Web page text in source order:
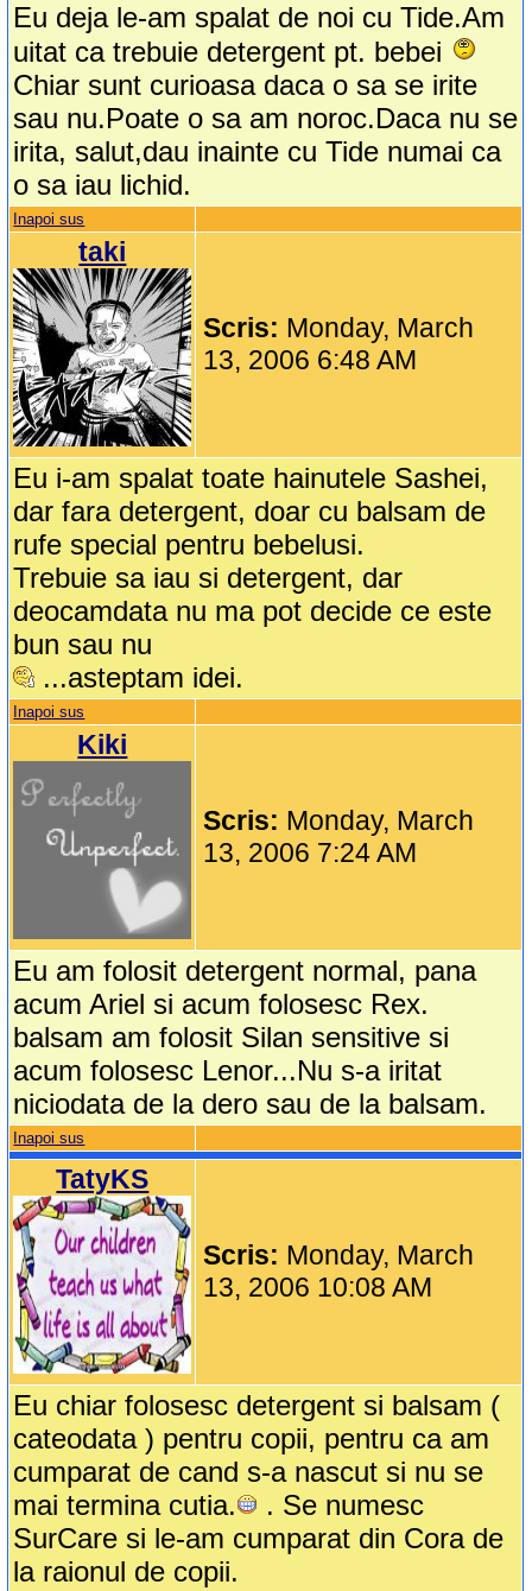
Eu deja le-am spalat de noi cu Tide.Am
uitat ca trebuie detergent pt. bebei
Chiar sunt curioasa daca o sa se irite
sau nu.Poate o sa am noroc.Daca nu se
irita, salut,dau inainte cu Tide numai ca
o sa iau lichid.
Inapoi sus
taki
Scris: Monday, March
13, 2006 6:48 AM
Eu i-am spalat toate hainutele Sashei,
dar fara detergent, doar cu balsam de
rufe special pentru bebelusi.
Trebuie sa iau si detergent, dar
deocamdata nu ma pot decide ce este
bun sau nu
...asteptam idei.
Inapoi sus
Kiki
Scris: Monday, March
13, 2006 7:24 AM
Eu am folosit detergent normal, pana
acum Ariel si acum folosesc Rex.
balsam am folosit Silan sensitive si
acum folosesc Lenor...Nu s-a iritat
niciodata de la dero sau de la balsam.
Inapoi sus
TatyKS
Scris: Monday, March
13, 2006 10:08 AM
Eu chiar folosesc detergent si balsam (
cateodata ) pentru copii, pentru ca am
cumparat de cand s-a nascut si nu se
mai termina cutia.
. Se numesc
SurCare si le-am cumparat din Cora de
la raionul de copii.